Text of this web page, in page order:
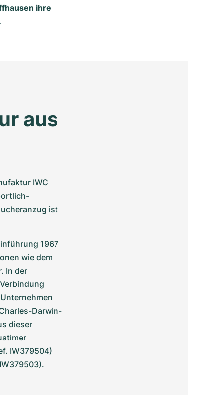
ihre
aus
IWC
ist
1967
wie dem
In der
Darwin-
dieser
IW379504)